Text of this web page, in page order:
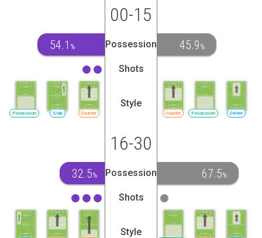
00-15
54.1 % Possession 45.9 %
Shots
Counter
Side
Possession
Style
Counter Possession Center
16-30
32.5% Possession 67.5%
Shots
Style